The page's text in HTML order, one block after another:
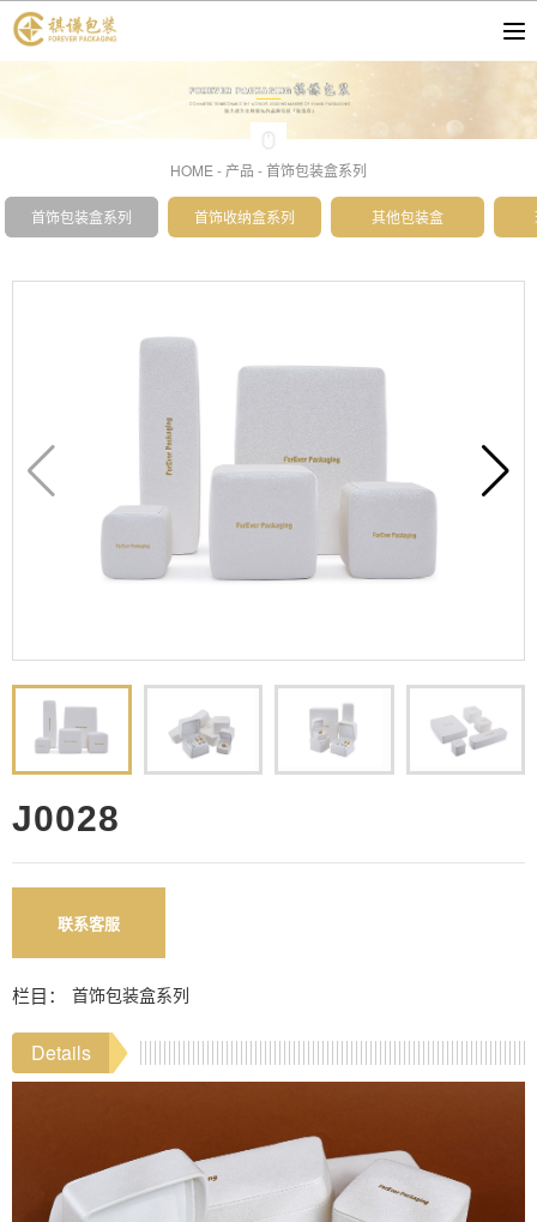
HOME - 产品 -首饰包装盒系列
首饰包装盒系列 首饰收纳盒系列 其他包装盒
J0028
联系客服
栏目： 首饰包装盒系列
Details